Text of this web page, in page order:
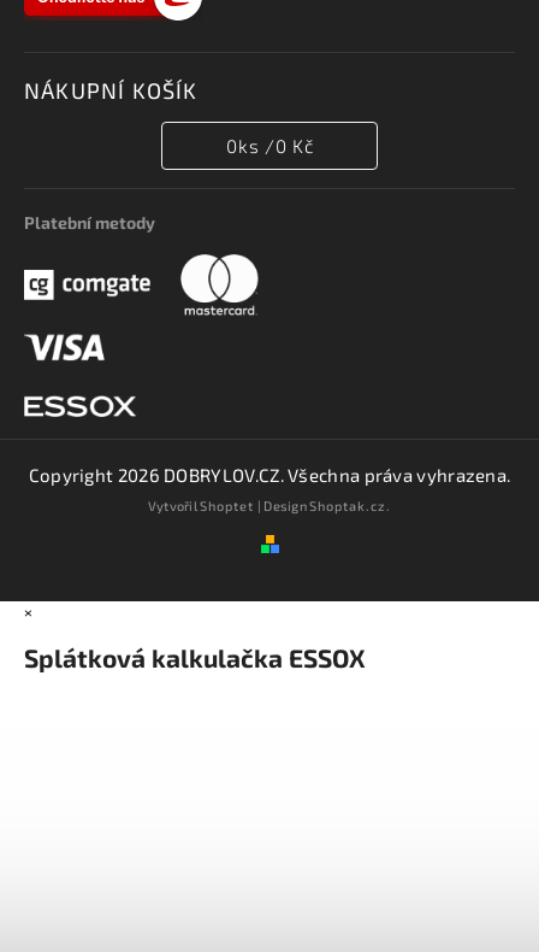
NÁKUPNÍ KOŠÍK
0ks /0 Kč
Platební metody
Copyright 2026 DOBRYLOV.CZ. Všechna práva vyhrazena.
VytvořilShoptet | DesignShoptak.cz.
×
Splátková kalkulačka ESSOX